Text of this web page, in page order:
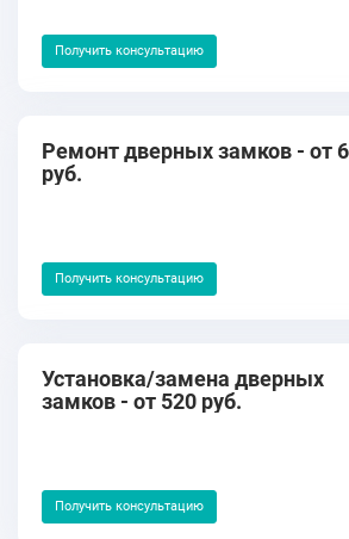
Получить консультацию
Ремонт дверных замков - от
руб.
Получить консультацию
Установка/замена дверных
замков - от 520 руб.
Получить консультацию